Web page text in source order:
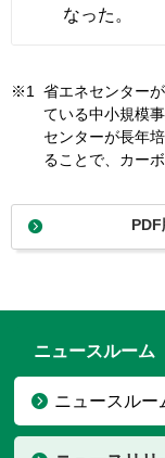
なった。
※1 省エネセンター
ている中小規模
センターが長年
ることで、カー
ニュースルーム
ニュースルー